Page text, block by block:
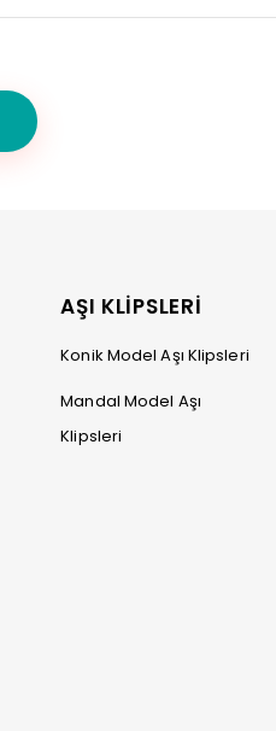
AŞI KLİPSLERİ
Konik Model Aşı Klipsleri
Mandal Model Aşı
Klipsleri